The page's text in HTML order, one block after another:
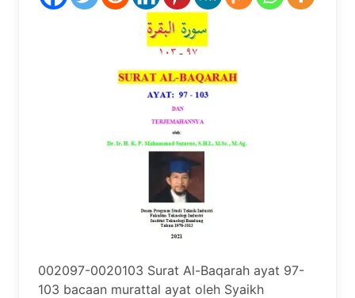
002097-0020103 Surat Al-Baqarah ayat 97-
103 bacaan murattal ayat oleh Syaikh